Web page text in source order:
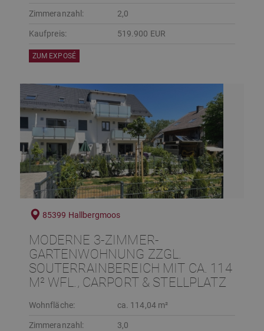
Zimmeranzahl: 2,0
Kaufpreis: 519.900 EUR
ZUM EXPOSÉ
85399 Hallbergmoos
MODERNE 3-ZIMMER-
GARTENWOHNUNG ZZGL.
SOUTERRAINBEREICH MIT CA. 114
M² WFL., CARPORT & STELLPLATZ
Wohnfläche: ca. 114,04 m²
Zimmeranzahl: 3,0